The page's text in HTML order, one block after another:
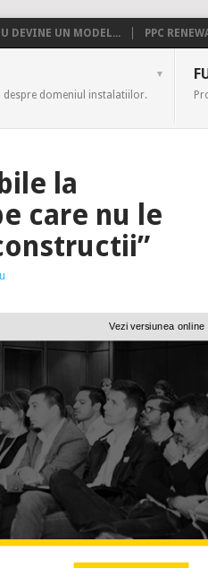
DEVINE UN MODEL... PPC
despre domeniul instalatiilor.
la
care nu le